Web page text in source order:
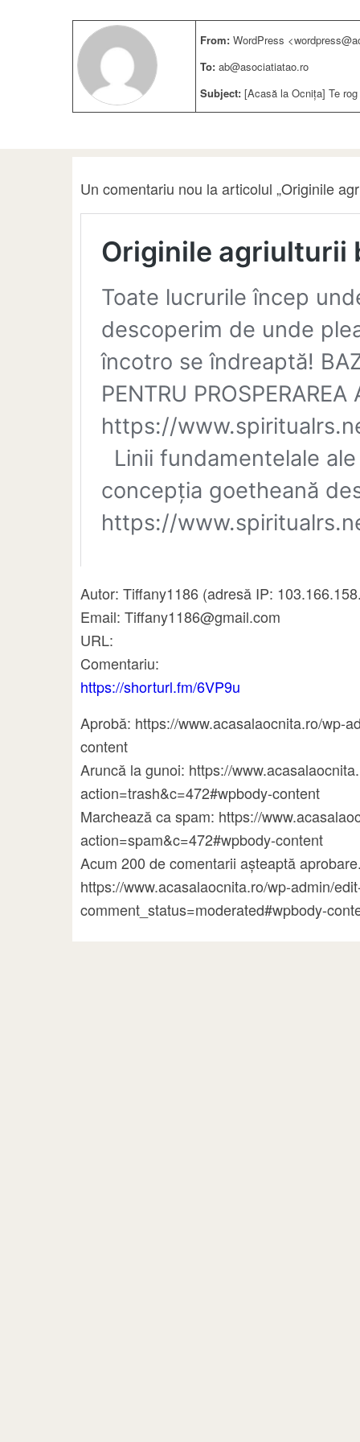
From: WordPress
To: ab@asociatiatao.ro
Subject: [Acasă la Ocnița] Te rog
Un comentariu nou la articolul „Originile
Autor: Tiffany1186 (adresă IP:
Email: Tiffany1186@gmail.com
URL:
Comentariu:
https://shorturl.fm/6VP9u
Aprobă: https://www.acasalaocnita.ro/wp-
content
Aruncă la gunoi: https://
action=trash&c=472#wpbody-content
Marchează ca spam: https://
action=spam&c=472#wpbody-content
Acum 200 de comentarii așteaptă
https://www.acasalaocnita.ro/wp-admin/
comment_status=moderated#wpbody-